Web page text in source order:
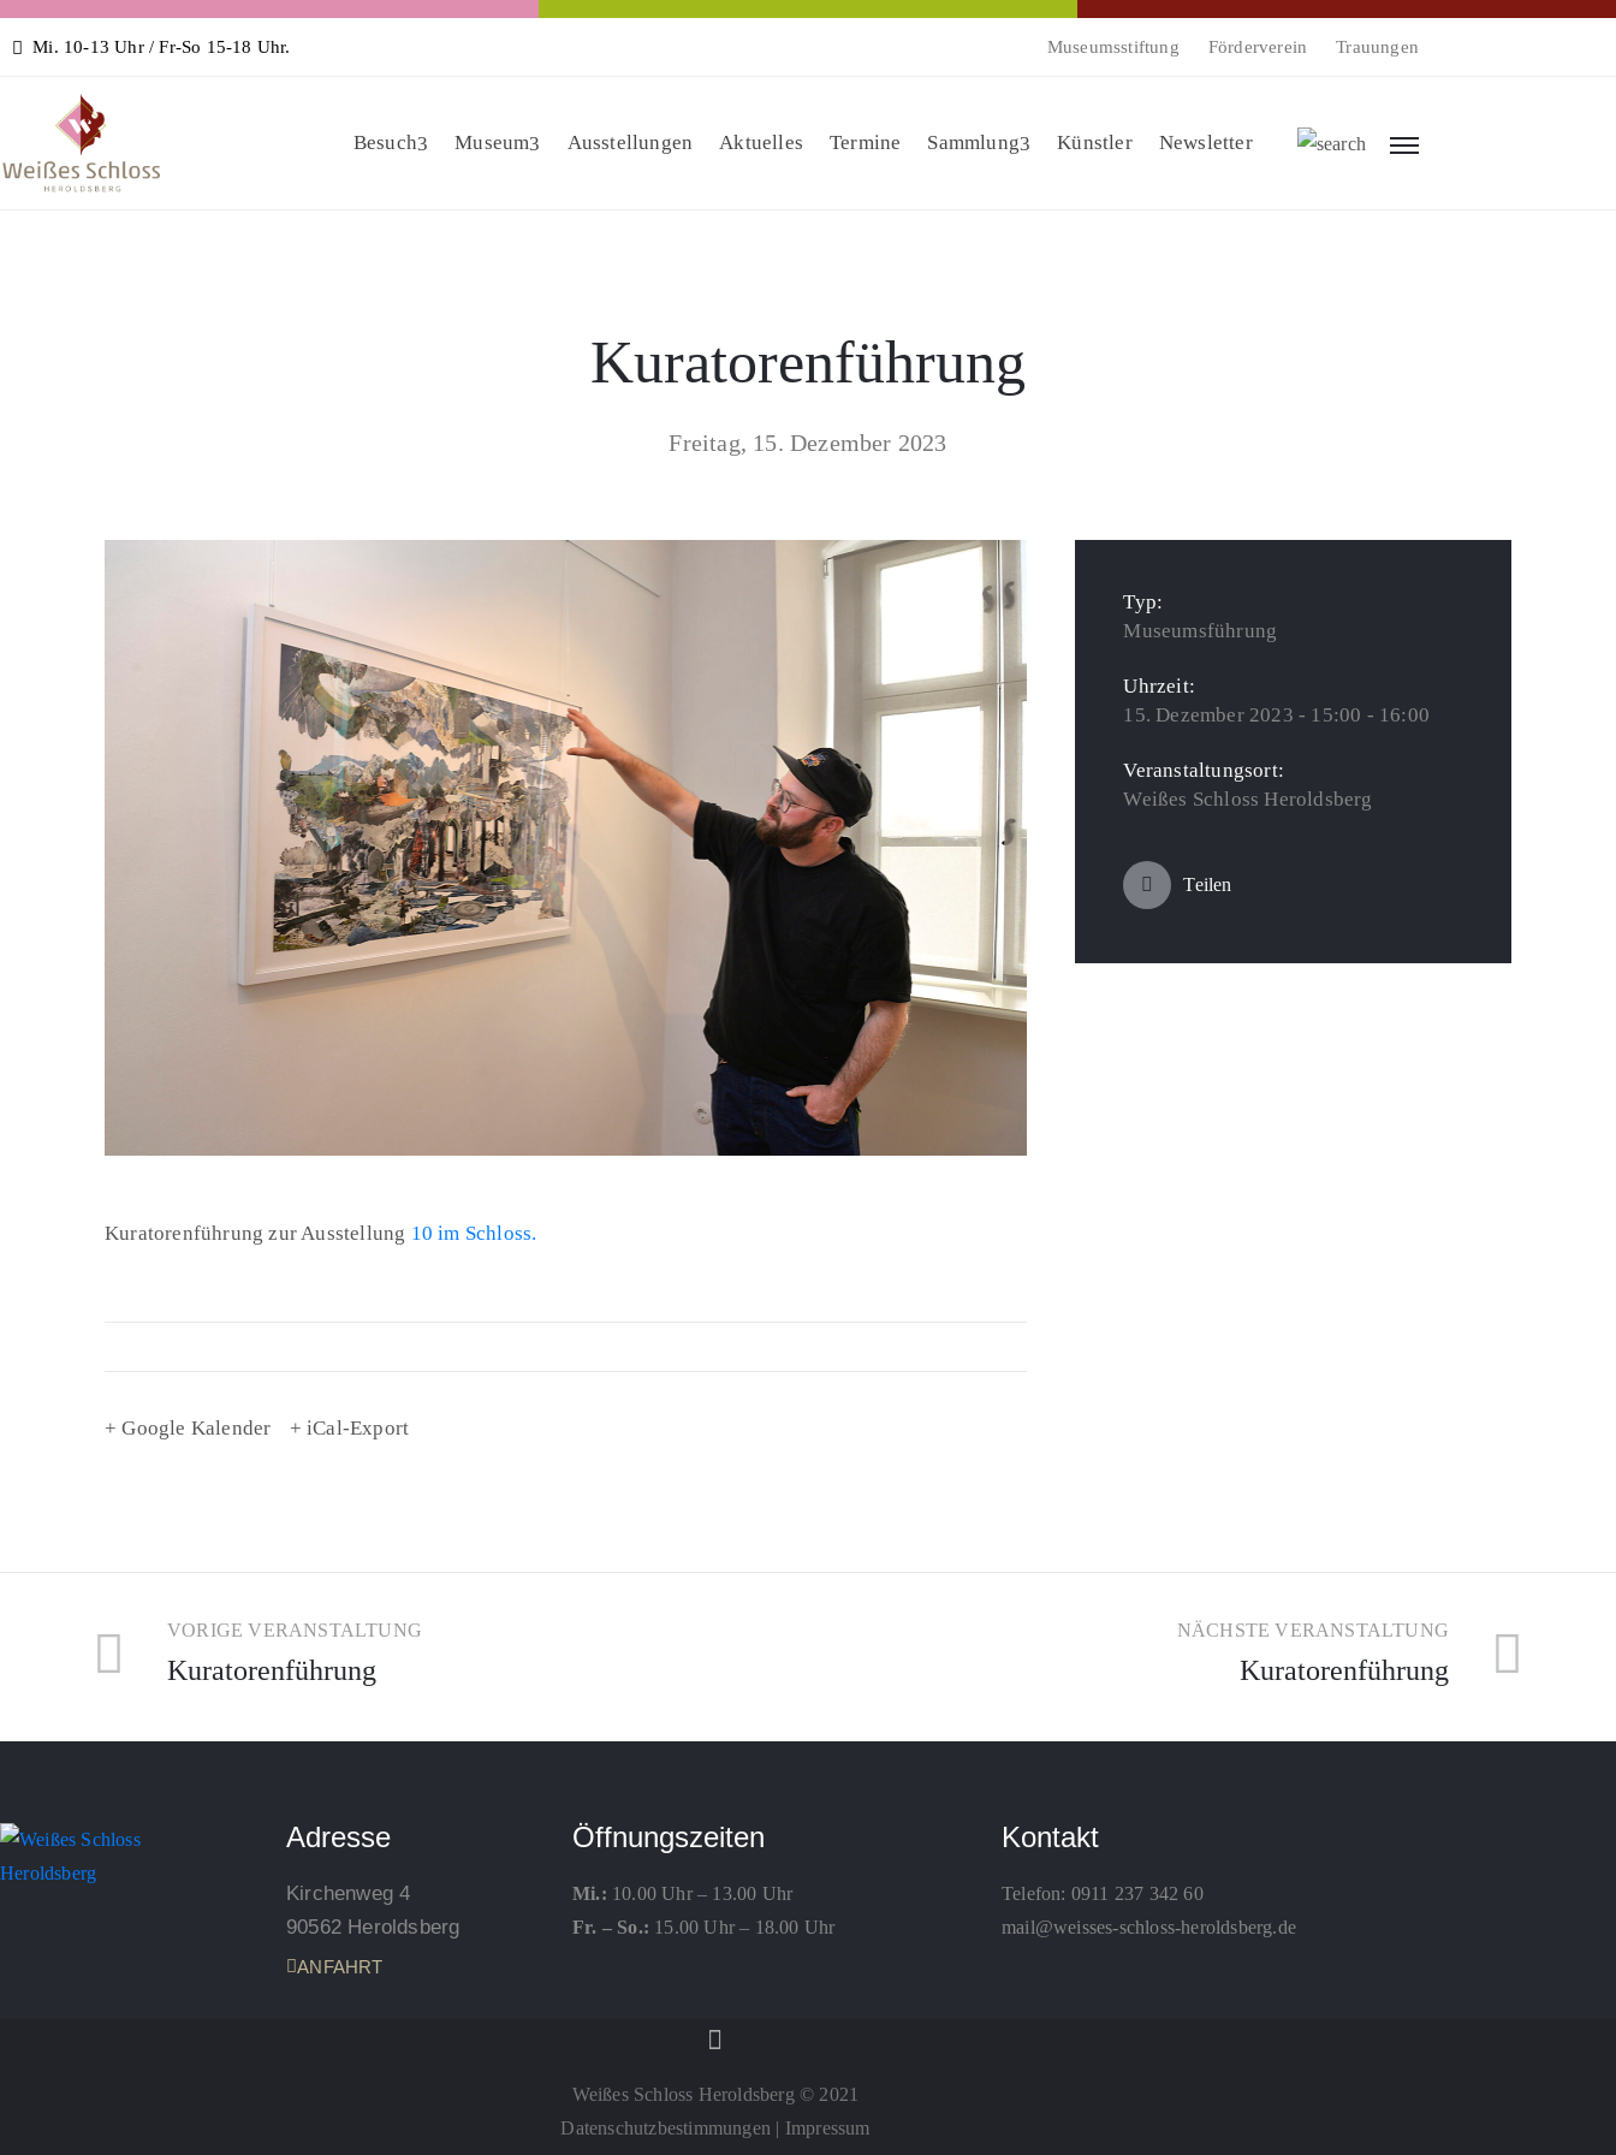
Mi. 10-13 Uhr / Fr-So 15-18 Uhr. Museumsstiftung Förderverein Trauungen
Besuch Museum Ausstellungen Aktuelles Termine Sammlung Künstler Newsletter
Kuratorenführung
Freitag, 15. Dezember 2023
Kuratorenführung zur Ausstellung 10 im Schloss.
+ Google Kalender + iCal-Export
Typ:
Museumsführung
Uhrzeit:
15. Dezember 2023 - 15:00 - 16:00
Veranstaltungsort:
Weißes Schloss Heroldsberg
Teilen
VORIGE VERANSTALTUNG
Kuratorenführung
NÄCHSTE VERANSTALTUNG
Kuratorenführung
Adresse
Kirchenweg 4
90562 Heroldsberg
ANFAHRT
Öffnungszeiten
Mi.: 10.00 Uhr – 13.00 Uhr
Fr. – So.: 15.00 Uhr – 18.00 Uhr
Kontakt
Telefon: 0911 237 342 60
mail@weisses-schloss-heroldsberg.de
Weißes Schloss Heroldsberg © 2021
Datenschutzbestimmungen | Impressum